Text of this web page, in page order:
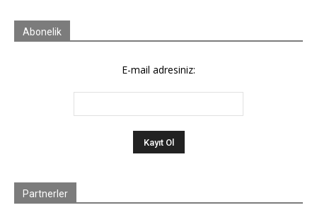
Abonelik
E-mail adresiniz:
Partnerler